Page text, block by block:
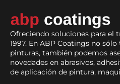
Ofreciendo soluciones para el
1997. En ABP Coatings no
pinturas, también podemos
novedades en abrasivos,
de aplicación de pintura,